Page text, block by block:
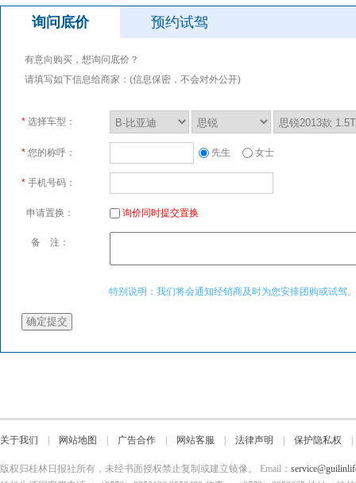
关于我们 网站地图 广告合作 网站客服 法律声明 保护隐私权
版权归桂林日报社所有，未经书面授权禁止复制或建立镜像。 Email：